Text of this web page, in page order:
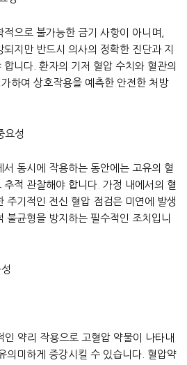
으로 불가능한 금기 사항이 아니며,
지만 반드시 의사의 정확한 진단과 지
니다. 환자의 기저 혈압 수치와 혈관의
하여 상호작용을 예측한 안전한 처방
요성
동시에 작용하는 동안에는 고유의 혈
적 관찰해야 합니다. 가정 내에서의 혈
주기적인 전신 혈압 점검은 미연에 발생
불균형을 방지하는 필수적인 조치입니
약리 작용으로 고혈압 약물이 나타내
의미하게 증강시킬 수 있습니다. 혈압약